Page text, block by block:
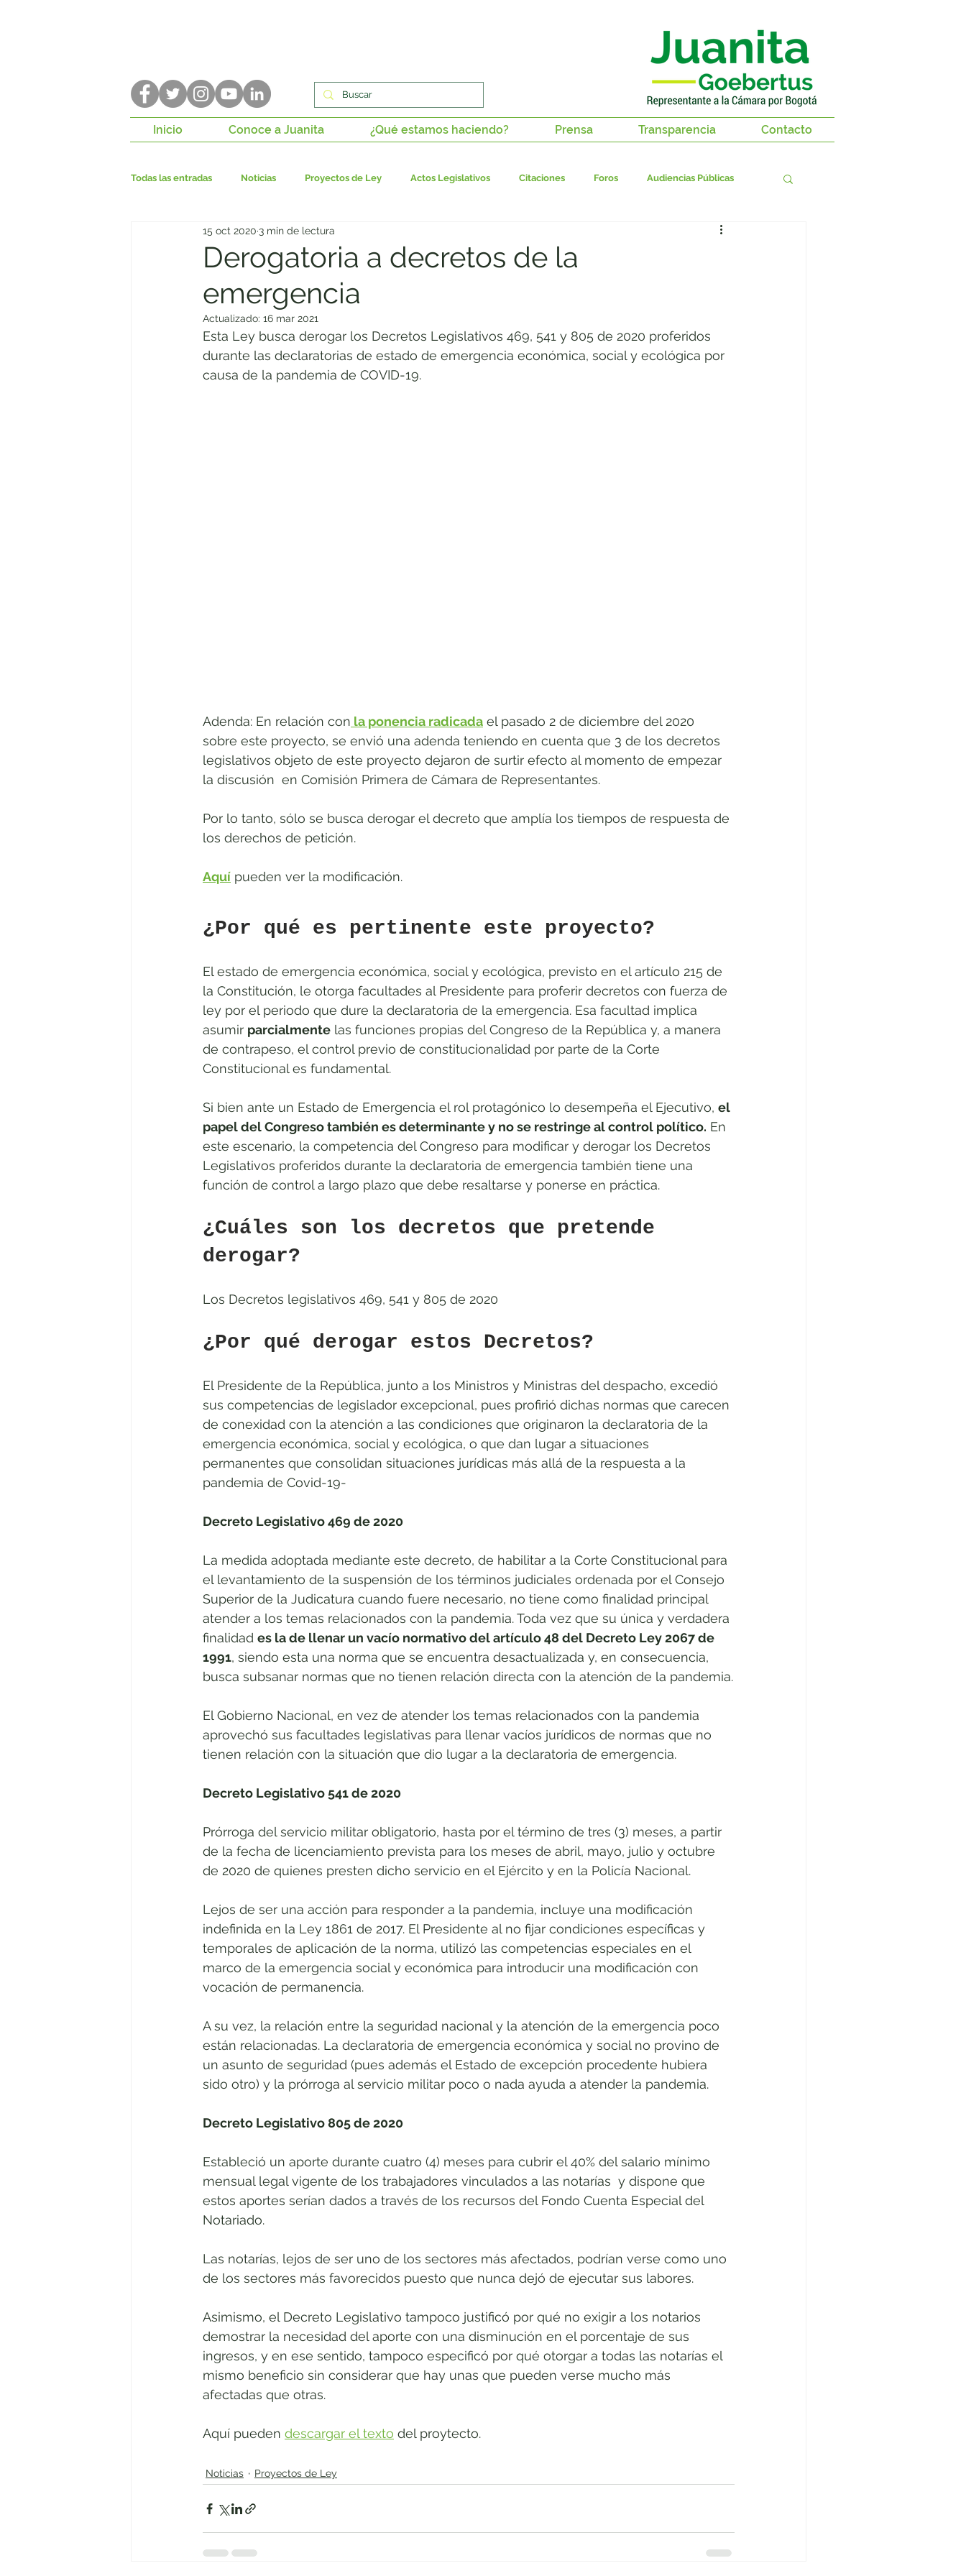
Inicio Conoce a Juanita ¿Qué estamos haciendo? Prensa Transparencia Contacto
Todas las entradas Noticias Proyectos de Ley Actos Legislativos Citaciones Foros Audiencias Públicas
Construcción de paz P. de Constitucionalidad
Bogotá Región Seguridad ciudadana
Rendición de cuentas El equipo Ponencias 2019-2020 Lucha Anticorrupción Conquistando Indecisos
Derogatoria a decretos de la
emergencia
15 oct 2020 3 min de lectura
Actualizado: 16 mar 2021
Esta Ley busca derogar los Decretos Legislativos 469, 541 y 805 de 2020 proferidos
durante las declaratorias de estado de emergencia económica, social y ecológica por
causa de la pandemia de COVID-19.
Adenda: En relación con la ponencia radicada el pasado 2 de diciembre del 2020
sobre este proyecto, se envió una adenda teniendo en cuenta que 3 de los decretos
legislativos objeto de este proyecto dejaron de surtir efecto al momento de empezar
la discusión  en Comisión Primera de Cámara de Representantes.
Por lo tanto, sólo se busca derogar el decreto que amplía los tiempos de respuesta de
los derechos de petición.
Aquí pueden ver la modificación.
¿Por qué es pertinente este proyecto?
El estado de emergencia económica, social y ecológica, previsto en el artículo 215 de
la Constitución, le otorga facultades al Presidente para proferir decretos con fuerza de
ley por el periodo que dure la declaratoria de la emergencia. Esa facultad implica
asumir parcialmente las funciones propias del Congreso de la República y, a manera
de contrapeso, el control previo de constitucionalidad por parte de la Corte
Constitucional es fundamental.
Si bien ante un Estado de Emergencia el rol protagónico lo desempeña el Ejecutivo, el
papel del Congreso también es determinante y no se restringe al control político. En
este escenario, la competencia del Congreso para modificar y derogar los Decretos
Legislativos proferidos durante la declaratoria de emergencia también tiene una
función de control a largo plazo que debe resaltarse y ponerse en práctica.
¿Cuáles son los decretos que pretende
derogar?
Los Decretos legislativos 469, 541 y 805 de 2020
¿Por qué derogar estos Decretos?
El Presidente de la República, junto a los Ministros y Ministras del despacho, excedió
sus competencias de legislador excepcional, pues profirió dichas normas que carecen
de conexidad con la atención a las condiciones que originaron la declaratoria de la
emergencia económica, social y ecológica, o que dan lugar a situaciones
permanentes que consolidan situaciones jurídicas más allá de la respuesta a la
pandemia de Covid-19-
Decreto Legislativo 469 de 2020
La medida adoptada mediante este decreto, de habilitar a la Corte Constitucional para
el levantamiento de la suspensión de los términos judiciales ordenada por el Consejo
Superior de la Judicatura cuando fuere necesario, no tiene como finalidad principal
atender a los temas relacionados con la pandemia. Toda vez que su única y verdadera
finalidad es la de llenar un vacío normativo del artículo 48 del Decreto Ley 2067 de
1991, siendo esta una norma que se encuentra desactualizada y, en consecuencia,
busca subsanar normas que no tienen relación directa con la atención de la pandemia.
El Gobierno Nacional, en vez de atender los temas relacionados con la pandemia
aprovechó sus facultades legislativas para llenar vacíos jurídicos de normas que no
tienen relación con la situación que dio lugar a la declaratoria de emergencia.
Decreto Legislativo 541 de 2020
Prórroga del servicio militar obligatorio, hasta por el término de tres (3) meses, a partir
de la fecha de licenciamiento prevista para los meses de abril, mayo, julio y octubre
de 2020 de quienes presten dicho servicio en el Ejército y en la Policía Nacional.
Lejos de ser una acción para responder a la pandemia, incluye una modificación
indefinida en la Ley 1861 de 2017. El Presidente al no fijar condiciones específicas y
temporales de aplicación de la norma, utilizó las competencias especiales en el
marco de la emergencia social y económica para introducir una modificación con
vocación de permanencia.
A su vez, la relación entre la seguridad nacional y la atención de la emergencia poco
están relacionadas. La declaratoria de emergencia económica y social no provino de
un asunto de seguridad (pues además el Estado de excepción procedente hubiera
sido otro) y la prórroga al servicio militar poco o nada ayuda a atender la pandemia.
Decreto Legislativo 805 de 2020
Estableció un aporte durante cuatro (4) meses para cubrir el 40% del salario mínimo
mensual legal vigente de los trabajadores vinculados a las notarías  y dispone que
estos aportes serían dados a través de los recursos del Fondo Cuenta Especial del
Notariado.
Las notarías, lejos de ser uno de los sectores más afectados, podrían verse como uno
de los sectores más favorecidos puesto que nunca dejó de ejecutar sus labores.
Asimismo, el Decreto Legislativo tampoco justificó por qué no exigir a los notarios
demostrar la necesidad del aporte con una disminución en el porcentaje de sus
ingresos, y en ese sentido, tampoco especificó por qué otorgar a todas las notarías el
mismo beneficio sin considerar que hay unas que pueden verse mucho más
afectadas que otras.
Aquí pueden descargar el texto del proytecto.
Noticias Proyectos de Ley